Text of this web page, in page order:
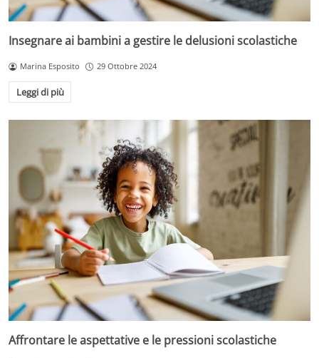
Insegnare ai bambini a gestire le delusioni scolastiche
Marina Esposito 29 Ottobre 2024
Leggi di più
Affrontare le aspettative e le pressioni scolastiche